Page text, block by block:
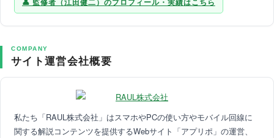
COMPANY
サイト運営会社概要
私たち「RAUL株式会社」はスマホやPCの使い方やモバイル回線に
関する解説コンテンツを提供するWebサイト「アプリポ」の運営、